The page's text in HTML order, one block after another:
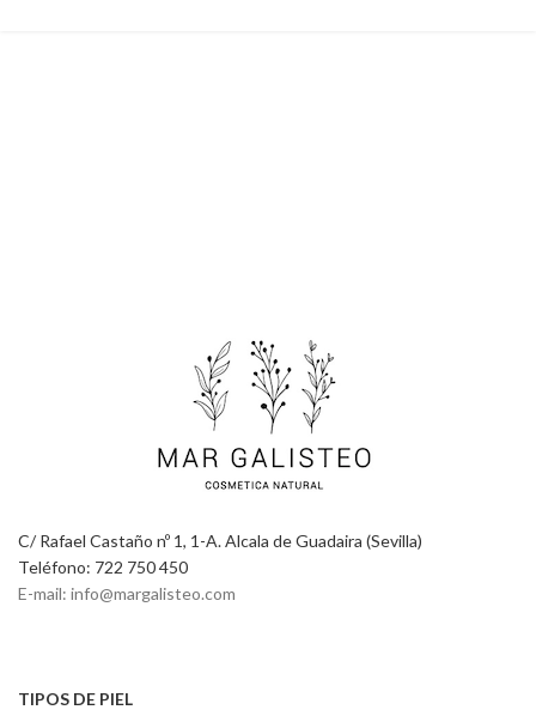
C/ Rafael Castaño nº 1, 1-A. Alcala de Guadaira (Sevilla)
Teléfono: 722 750 450
E-mail: info@margalisteo.com
TIPOS DE PIEL